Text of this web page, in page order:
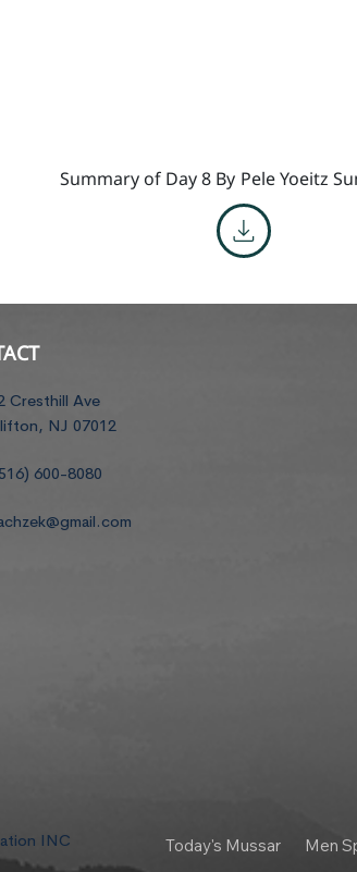
Summary of Day 8 By Pele Yoeitz
Cresthill Ave
NJ 07012
600-8080
INC Today's Mussar Men